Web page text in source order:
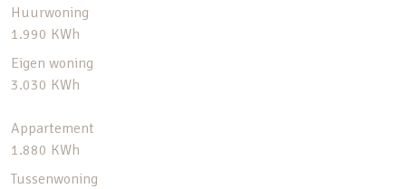
Huurwoning
1.990 KWh
Eigen woning
3.030 KWh
Appartement
1.880 KWh
Tussenwoning